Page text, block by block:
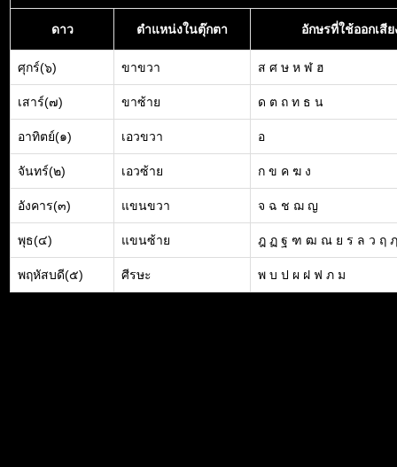
ดาว ตำแหน่งในตุ๊กตา อักษรที่ใช้ออกเสีย
ศุกร์(๖) ขาขวา ส ศ ษ ห ฬ ฮ
เสาร์(๗) ขาซ้าย ด ต ถ ท ธ น
อาทิตย์(๑) เอวขวา อ
จันทร์(๒) เอวซ้าย ก ข ค ฆ ง
อังคาร(๓) แขนขวา จ ฉ ช ฌ ญ
พุธ(๔) แขนซ้าย ฎ ฏ ฐ ฑ ฒ ณ ย ร ล ว ฤ ฦ
พฤหัสบดี(๕) ศีรษะ พ บ ป ผ ฝ ฟ ภ ม